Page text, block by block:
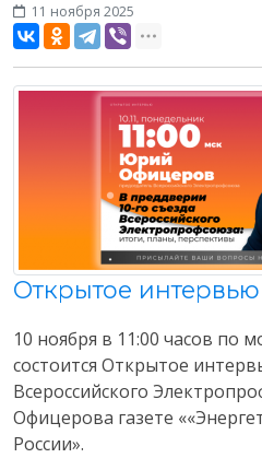
11 ноября 2025
Открытое интервью
10 ноября в 11:00 часов по
состоится Открытое
Всероссийского
Офицерова газете
России».